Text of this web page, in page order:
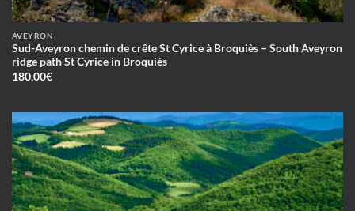
AVEYRON
Sud-Aveyron chemin de crête St Cyrice à Broquiès – South Aveyron
ridge path St Cyrice in Broquiès
180,00€